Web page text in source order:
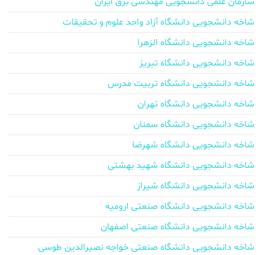
شاخه دانشجویی دانشگاه آزاد واحد علوم و تحقیقات
شاخه دانشجویی دانشگاه الزهرا
شاخه دانشجویی دانشگاه تبریز
شاخه دانشجویی دانشگاه تربیت مدرس
شاخه دانشجویی دانشگاه تهران
شاخه دانشجویی دانشگاه سمنان
شاخه دانشجویی دانشگاه شهرضا
شاخه دانشجویی دانشگاه شهید بهشتی
شاخه دانشجویی دانشگاه شیراز
شاخه دانشجویی دانشگاه صنعتی ارومیه
شاخه دانشجویی دانشگاه صنعتی اصفهان
شاخه دانشجویی دانشگاه صنعتی خواجه نصیرالدین طوسی